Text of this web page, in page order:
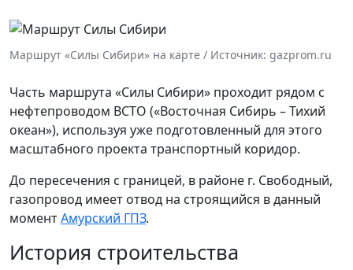
Маршрут «Силы Сибири» на карте / Источник: gazprom.ru
Часть маршрута «Силы Сибири» проходит рядом с
нефтепроводом ВСТО («Восточная Сибирь – Тихий
океан»), используя уже подготовленный для этого
масштабного проекта транспортный коридор.
До пересечения с границей, в районе г. Свободный,
газопровод имеет отвод на строящийся в данный
моментАмурский ГПЗ.
История строительства